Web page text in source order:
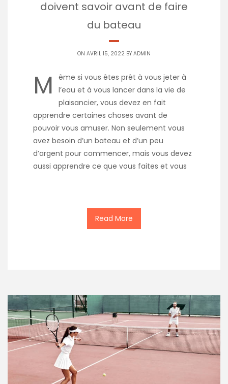
doivent savoir avant de faire
du bateau
ON AVRIL 15, 2022 BY ADMIN
M
ême si vous êtes prêt à vous jeter à
l’eau et à vous lancer dans la vie de
plaisancier, vous devez en fait
apprendre certaines choses avant de
pouvoir vous amuser. Non seulement vous
avez besoin d’un bateau et d’un peu
d’argent pour commencer, mais vous devez
aussi apprendre ce que vous faites et vous
Read More